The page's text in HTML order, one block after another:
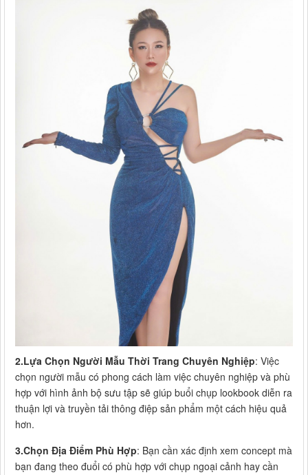
2.Lựa Chọn Người Mẫu Thời Trang Chuyên Nghiệp: Việc
chọn người mẫu có phong cách làm việc chuyên nghiệp và phù
hợp với hình ảnh bộ sưu tập sẽ giúp buổi chụp lookbook diễn ra
thuận lợi và truyền tải thông điệp sản phẩm một cách hiệu quả
hơn.
3.Chọn Địa Điểm Phù Hợp: Bạn cần xác định xem concept mà
bạn đang theo đuổi có phù hợp với chụp ngoại cảnh hay cần